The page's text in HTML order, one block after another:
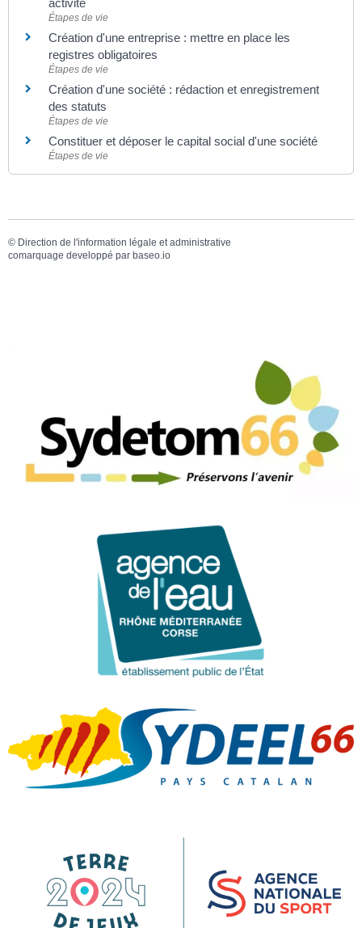
Étapes de vie
Création d'une entreprise : mettre en place les
registres obligatoires
Étapes de vie
Création d'une société : rédaction et enregistrement
des statuts
Étapes de vie
Constituer et déposer le capital social d'une société
Étapes de vie
© Direction de l'information légale et administrative
comarquage developpé par baseo.io